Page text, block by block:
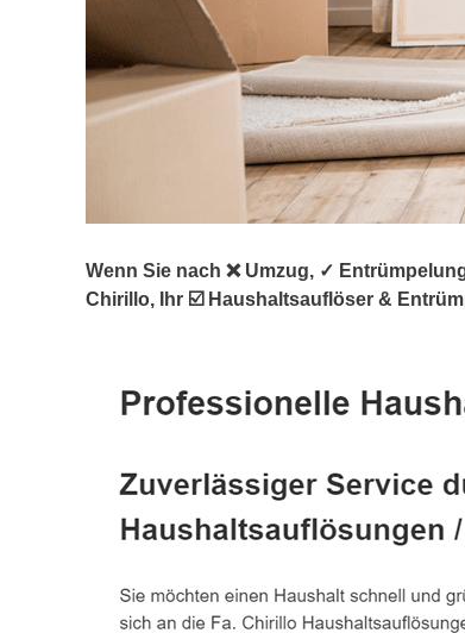
Wenn Sie nach ❌ Umzug, ✓
Chirillo, Ihr ☑️ Haushaltsauflöser &